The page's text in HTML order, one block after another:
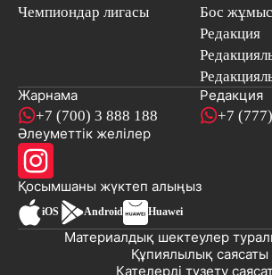
Чемпиондар лигасы
Бос
Редакция
Жарнама
+7 (700) 3 888 188
Редакция
+7
Әлеуметтік желілер
Қосымшаны жүктеп алыңыз
iOS Android Huawei
Құпиялылық саясаты
Материалдық шектеулер